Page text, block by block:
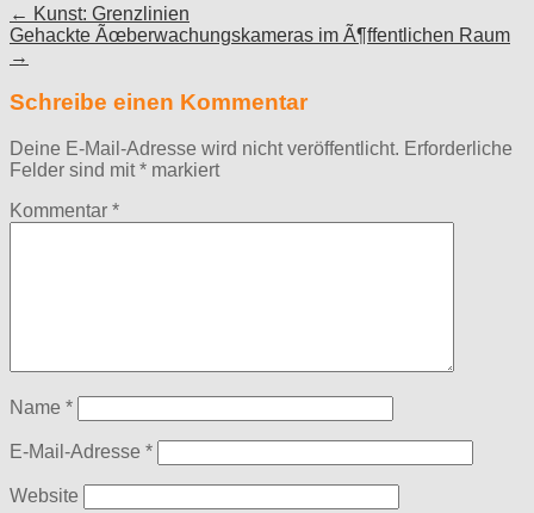
Post
navigation
← Kunst: Grenzlinien
Gehackte Ãœberwachungskameras im Ã¶ffentlichen Raum
→
Schreibe einen Kommentar
Deine E-Mail-Adresse wird nicht veröffentlicht. Erforderliche
Felder sind mit* markiert
Kommentar *
Name *
E-Mail-Adresse *
Website